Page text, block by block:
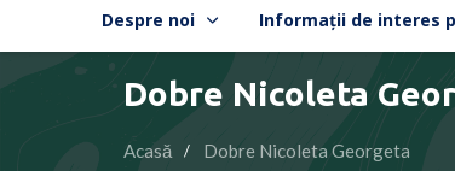
Despre noi Informații de interes
Dobre Nicoleta
Acasă Dobre Nicoleta Georgeta